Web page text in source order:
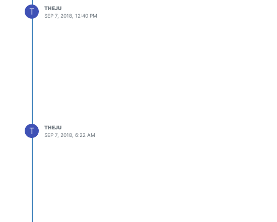
T
THEJU
SEP 7, 2018, 12:40 PM
T
THEJU
SEP 7, 2018, 6:22 AM